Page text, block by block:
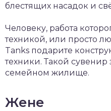
блестящих насадок и
Человеку, работа
техникой, или просто
Tanks подарите
техники. Такой сувенир
семейном жилище.
Жене